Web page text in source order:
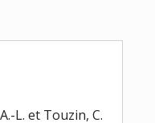
L. et Touzin, C.